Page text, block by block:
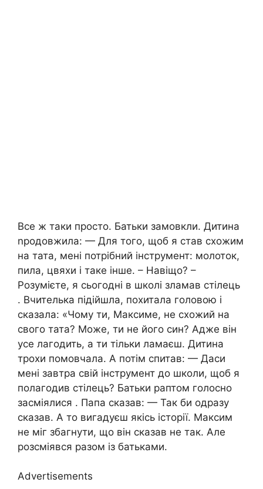
Все ж таки просто. Батьки замовкли. Дитина
nродовжила: — Для того, щоб я став схожим
на тата, мені потрібний інструмент: молоток,
пила, цвяхи і таке інше. – Навіщо? –
Розумієте, я сьогодні в школі зламав стілець
. Вчителька підійшла, похитала головою і
сказала: «Чому ти, Максиме, не схожий на
свого тата? Може, ти не його син? Адже він
усе лагодить, а ти тільки ламаєш. Дитина
трохи помовчала. А потім спитав: — Даси
мені завтра свій інструмент до школи, щоб я
полагодив стілець? Батьки раптом голосно
засміялися . Папа сказав: — Так би одразу
сказав. А то вигадуєш якісь історії. Максим
не міг збагнути, що він сказав не так. Але
розсміявся разом із батьками.
Advertisements